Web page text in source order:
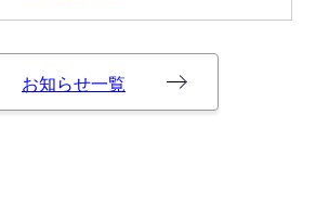
お知らせ一覧